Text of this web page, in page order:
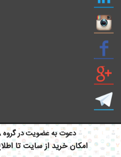
دعوت به عضویت در گروه 808 در تلگرام و بله
امکان خرید از سایت تا
ایمیل: info civil808.com | ایمیل: saze808 gmail.com